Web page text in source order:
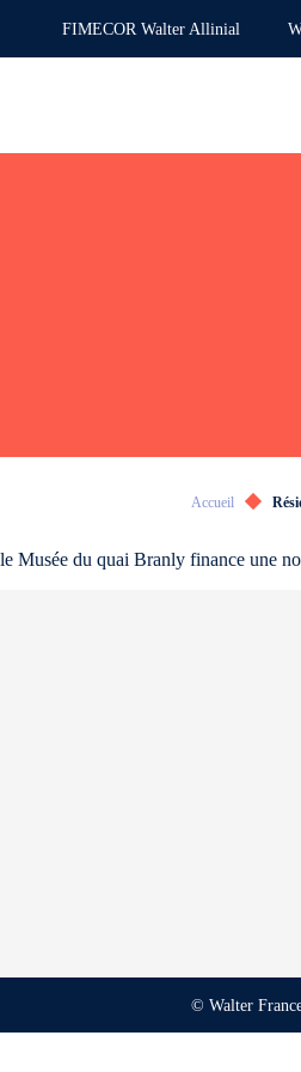
FIMECOR Walter Allinial
Accueil
le Musée du quai Branly finance une
© Walter